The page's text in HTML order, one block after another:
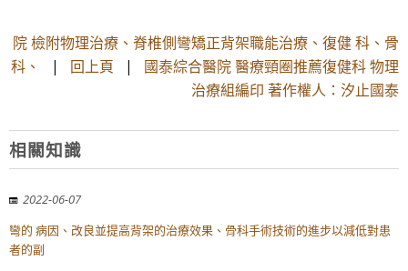
院 檢附物理治療、脊椎側彎矯正背架職能治療、復健 科、骨
科、
| 回上頁 | 國泰綜合醫院 醫療頸圈推薦復健科 物理
治療組編印 著作權人：汐止國泰
相關知識
2022-06-07
彎的 病因、改良並提高背架的治療效果、骨科手術技術的進步以減低對患
者的副